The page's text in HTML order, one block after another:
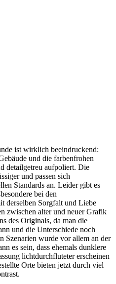
ist wirklich beeindruckend:
und die farbenfrohen
detailgetreu aufpoliert. Die
und passen sich
Standards an. Leider gibt es
bei den
derselben Sorgfalt und Liebe
zwischen alter und neuer Grafik
des Originals, da man die
und die Unterschiede noch
Szenarien wurde vor allem an der
es sein, dass ehemals dunklere
lichtdurchfluteter erscheinen
Orte bieten jetzt durch viel